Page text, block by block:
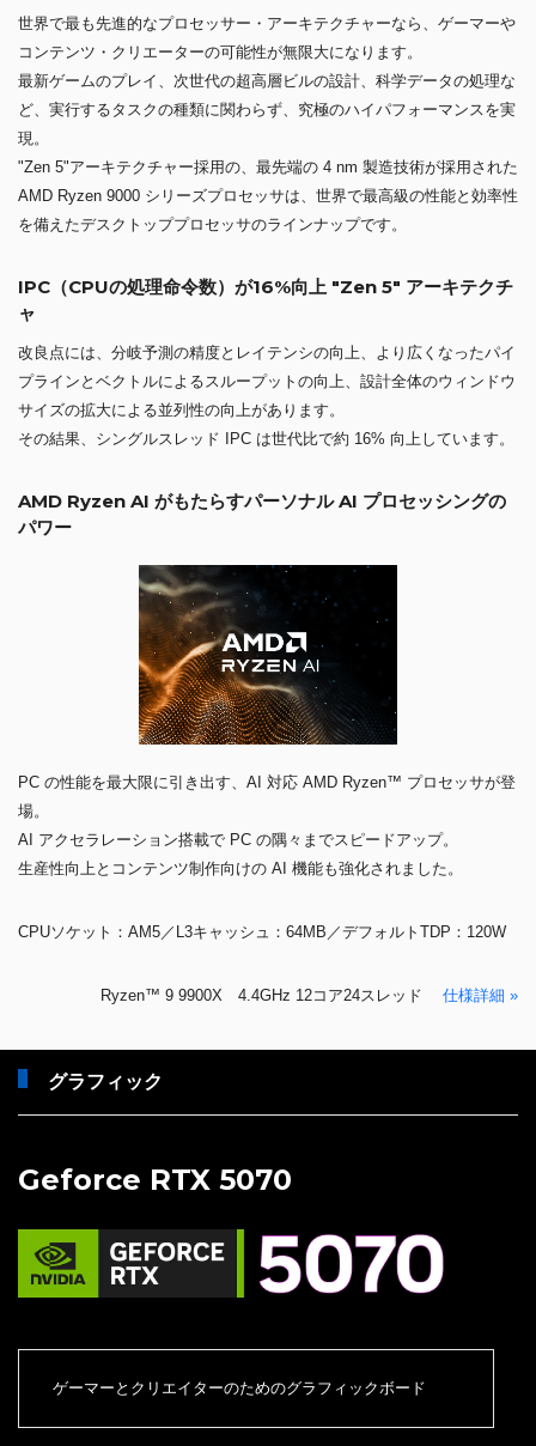
世界で最も先進的なプロセッサー・アーキテクチャーなら、ゲーマーや
コンテンツ・クリエーターの可能性が無限大になります。
最新ゲームのプレイ、次世代の超高層ビルの設計、科学データの処理な
ど、実行するタスクの種類に関わらず、究極のハイパフォーマンスを実
現。
"Zen 5"アーキテクチャー採用の、最先端の 4 nm 製造技術が採用された
AMD Ryzen 9000 シリーズプロセッサは、世界で最高級の性能と効率性
を備えたデスクトッププロセッサのラインナップです。
IPC（CPUの処理命令数）が16%向上 "Zen 5" アーキテクチ
ャ
改良点には、分岐予測の精度とレイテンシの向上、より広くなったパイ
プラインとベクトルによるスループットの向上、設計全体のウィンドウ
サイズの拡大による並列性の向上があります。
その結果、シングルスレッド IPC は世代比で約 16% 向上しています。
AMD Ryzen AI がもたらすパーソナル AI プロセッシングの
パワー
PC の性能を最大限に引き出す、AI 対応 AMD Ryzen™ プロセッサが登
場。
AI アクセラレーション搭載で PC の隅々までスピードアップ。
生産性向上とコンテンツ制作向けの AI 機能も強化されました。
CPUソケット：AM5／L3キャッシュ：64MB／デフォルトTDP：120W
Ryzen™ 9 9900X 4.4GHz 12コア24スレッド 仕様詳細 »
グラフィック
Geforce RTX 5070
ゲーマーとクリエイターのためのグラフィックボード